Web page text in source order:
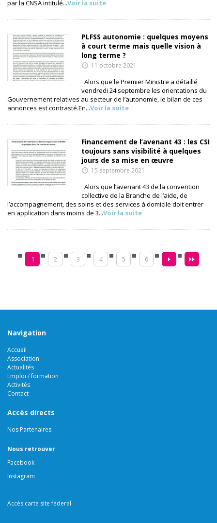
par la CNSA intitulé...Voir la suite
PLFSS autonomie : quelques moyens
à court terme mais quelle vision à
long terme ?
11 octobre 2021
Alors que le Premier Ministre a détaillé
vendredi 24 septembre les orientations du
Gouvernement relatives au secteur de l’autonomie, le bilan de ces
annonces est contrasté.En...Voir la suite
Financement de l’avenant 43 : les CSI
toujours sans visibilité à quelques
jours de sa mise en œuvre
15 septembre 2021
Alors que l’avenant 43 de la convention
collective de la Branche de l’aide, de
l’accompagnement, des soins et des services à domicile doit entrer
en application dans moins de 3...Voir la suite
1 2 3 4 5 6
Navigation
Accueil
Association
Actualités
Emploi / formation
Activités
Contact
Accès directs
Nos Partenaires
Nous retrouver
Facebook
Instagram
Accès carte site féderal